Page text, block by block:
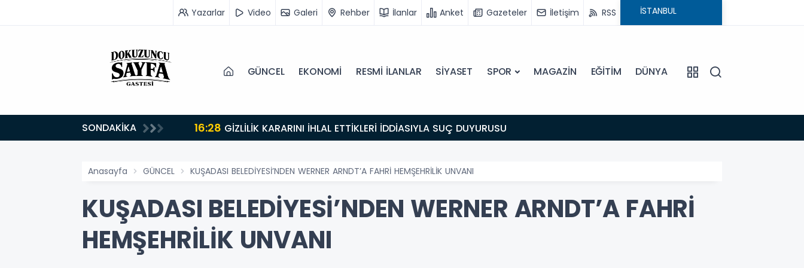
Yazarlar Video Galeri Rehber İlanlar Anket Gazeteler İletişim RSS
GÜNCEL EKONOMİ RESMİ İLANLAR SİYASET SPOR MAGAZİN EĞİTİM DÜNYA
SONDAKİKA 16:28 GİZLİLİK KARARINI İHLAL ETTİKLERİ İDDİASIYLA SUÇ DUYURUSU
Anasayfa GÜNCEL KUŞADASI BELEDİYESİ’NDEN WERNER ARNDT’A FAHRİ HEMŞEHRİLİK UNVANI
KUŞADASI BELEDİYESİ’NDEN WERNER ARNDT’A FAHRİ
HEMŞEHRİLİK UNVANI